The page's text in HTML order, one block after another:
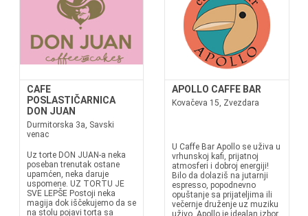
CAFE
POSLASTIČARNICA
DON JUAN
Durmitorska 3a, Savski
venac
Uz torte DON JUAN-a neka
poseban trenutak ostane
upamćen, neka daruje
uspomene. UZ TORTU JE
SVE LEPŠE Postoji neka
magija dok iščekujemo da se
na stolu pojavi torta sa
APOLLO CAFFE BAR
Kovačeva 15, Zvezdara
U Caffe Bar Apollo se uživa u
vrhunskoj kafi, prijatnoj
atmosferi i dobroj energiji!
Bilo da dolaziš na jutarnji
espresso, popodnevno
opuštanje sa prijateljima ili
večernje druženje uz muziku
uživo, Apollo je idealan izbor.